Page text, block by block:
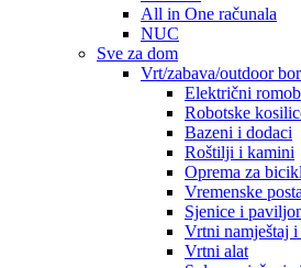
All in One računala
NUC
Sve za dom
Vrt/zabava/outdoor
Električni
Robotske
Bazeni i dodaci
Roštilji i kamini
Oprema za
Vremenske
Sjenice i
Vrtni namještaj i
Vrtni alat